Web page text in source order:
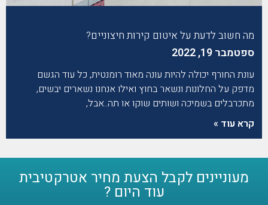
מה חשוב לדעת על איטום קירות חיצוניים?
ספטמבר 19, 2022
עונת החורף יכולה להיות עונה מאוד רומנטית, כל עוד הגשם
מדפק על החלונות ונשאר בחוץ ואילו אנחנו נשארים יבשים,
מתכרבלים בשמיכה ושותים שוקו או תה..אבל,
קרא עוד »
מעוניינים לקבל הצעת מחיר אטרקטיבית
עוד היום ?